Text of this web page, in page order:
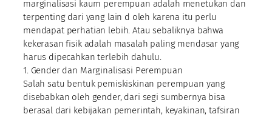
marginalisasi kaum perempuan adalah menetukan dan
terpenting dari yang lain d oleh karena itu perlu
mendapat perhatian lebih. Atau sebaliknya bahwa
kekerasan fisik adalah masalah paling mendasar yang
harus dipecahkan terlebih dahulu.
1. Gender dan Marginalisasi Perempuan
Salah satu bentuk pemiskiskinan perempuan yang
disebabkan oleh gender, dari segi sumbernya bisa
berasal dari kebijakan pemerintah, keyakinan, tafsiran